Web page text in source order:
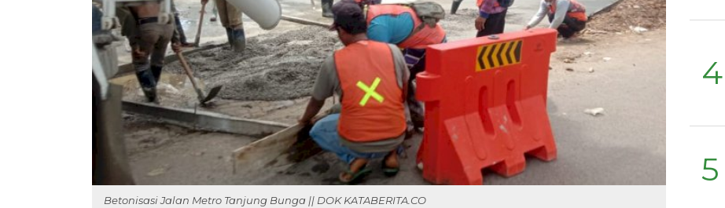
Betonisasi Jalan Metro Tanjung Bunga || DOK KATABERITA.CO
4
5